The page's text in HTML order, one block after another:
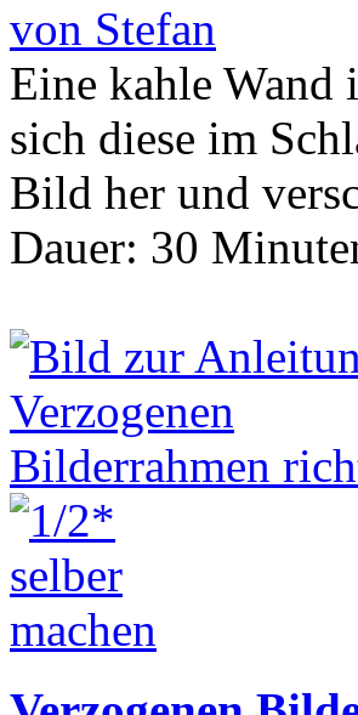
von Stefan
Eine kahle Wand
sich diese im
Bild her und
Dauer: 30